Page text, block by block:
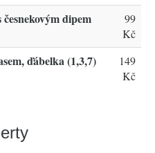
dipem
99
Kč
ďábelka (1,3,7)
149
Kč